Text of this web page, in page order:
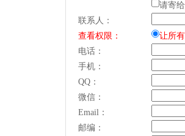
请寄
联系人：
查看权限：
让所
电话：
手机：
QQ：
微信：
Email：
邮编：